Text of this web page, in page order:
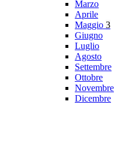
Marzo
Aprile
Maggio 3
Giugno
Luglio
Agosto
Settembre
Ottobre
Novembre
Dicembre